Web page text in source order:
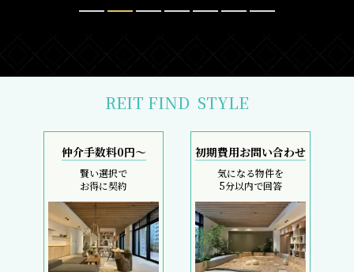
REIT FIND STYLE
仲介手数料0円～
賢い選択で
お得に契約
初期費用お問い合わせ
気になる物件を
5分以内で回答